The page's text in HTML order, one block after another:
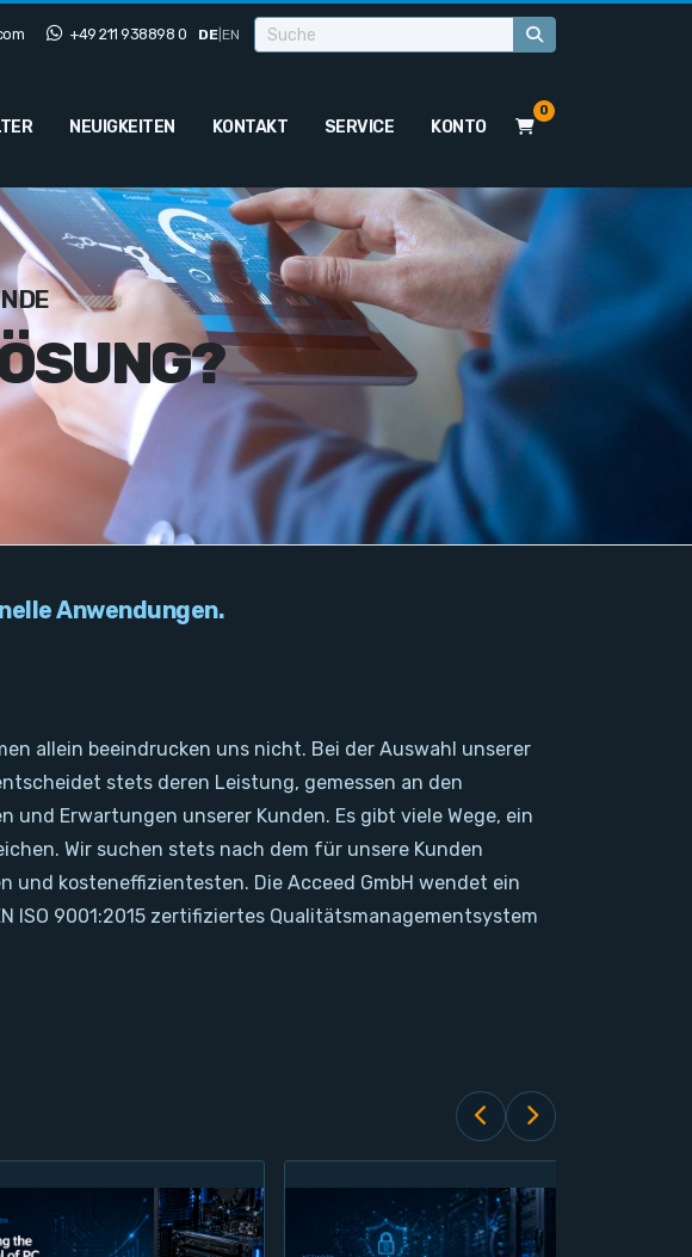
+49 211 938898 0 DE EN
NEUIGKEITEN KONTAKT SERVICE KONTO
0
lösun fü
Anwendungen.
allein beeindrucken uns nicht. Bei der Auswahl unserer
stets deren Leistung, gemessen an den
und Erwartungen unserer Kunden. Es gibt viele Wege, ein
Wir suchen stets nach dem für unsere Kunden
und kosteneffizientesten. Die Acceed GmbH wendet ein
ISO 9001:2015 zertifiziertes Qualitätsmanagementsystem